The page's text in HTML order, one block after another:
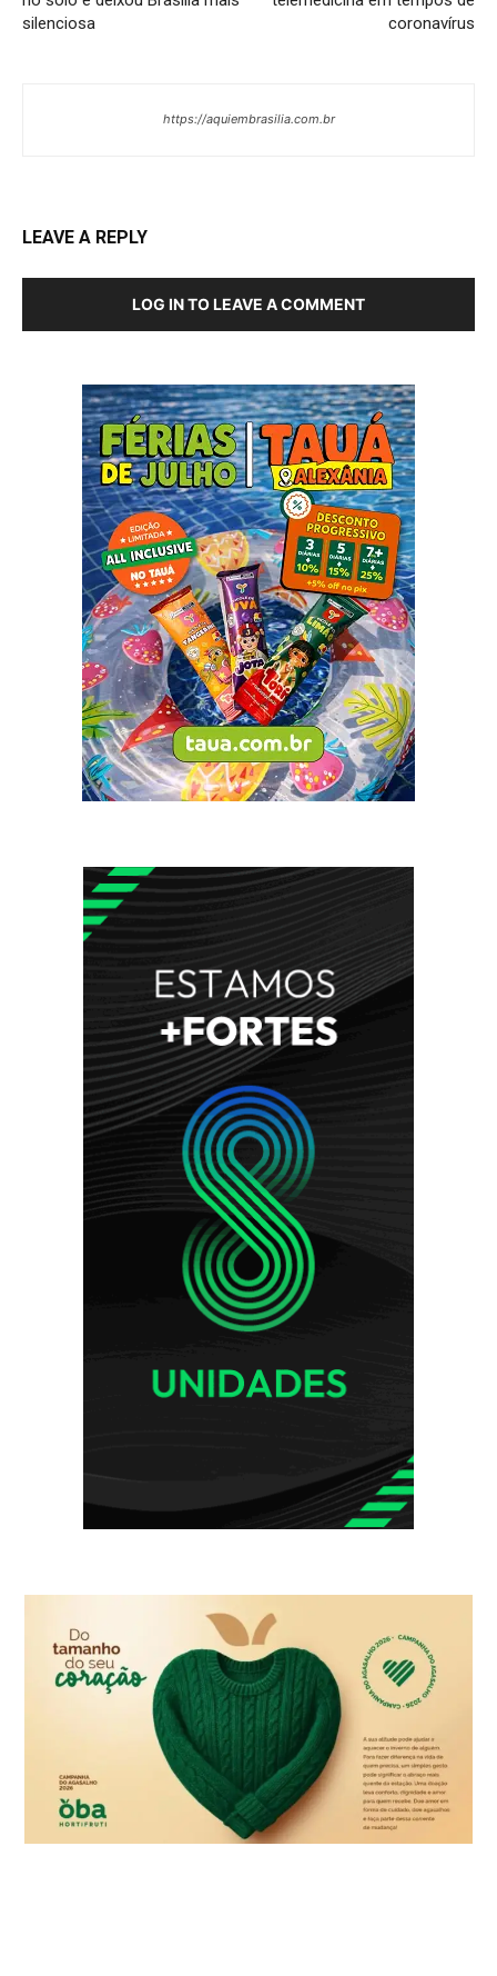
silenciosa
coronavírus
https://aquiembrasilia.com.br
LEAVE A REPLY
LOG IN TO LEAVE A COMMENT